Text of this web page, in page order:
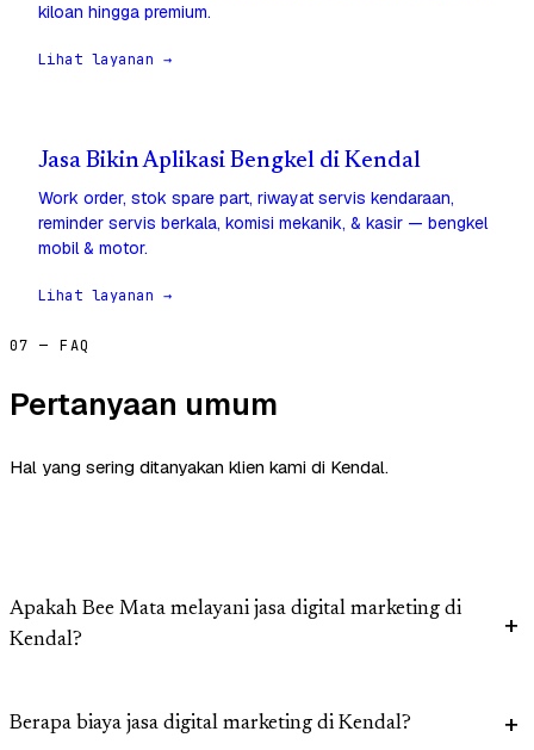
kiloan hingga premium.
Lihat layanan →
Jasa Bikin Aplikasi Bengkel di Kendal
Work order, stok spare part, riwayat servis kendaraan,
reminder servis berkala, komisi mekanik, & kasir — bengkel
mobil & motor.
Lihat layanan →
07 — FAQ
Pertanyaan umum
Hal yang sering ditanyakan klien kami di Kendal.
Apakah Bee Mata melayani jasa digital marketing di
Kendal?
Berapa biaya jasa digital marketing di Kendal?